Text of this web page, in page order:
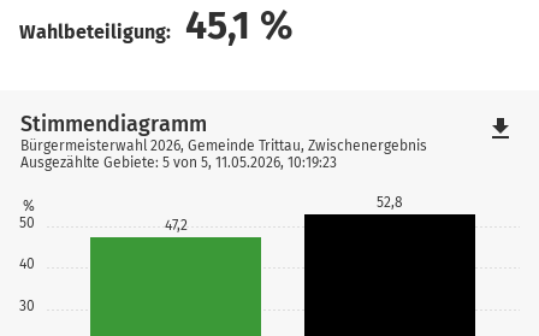
Wahlbeteiligung: 45,1 %
30
40
50
%
47,2
52,8
Stimmendiagramm
Bürgermeisterwahl 2026, Gemeinde Trittau, Zwischenergebnis
Ausgezählte Gebiete: 5 von 5, 11.05.2026, 10:19:23
file_download